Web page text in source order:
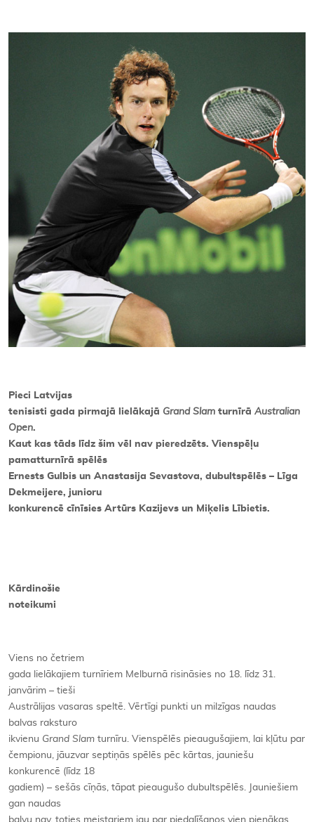
Pieci Latvijas
tenisisti gada pirmajā lielākajā Grand Slam turnīrā Australian
Open.
Kaut kas tāds līdz šim vēl nav pieredzēts. Vienspēļu
pamatturnīrā spēlēs
Ernests Gulbis un Anastasija Sevastova, dubultspēlēs – Līga
Dekmeijere, junioru
konkurencē cīnīsies Artūrs Kazijevs un Miķelis Lībietis.
Kārdinošie
noteikumi
Viens no četriem
gada lielākajiem turnīriem Melburnā risināsies no 18. līdz 31.
janvārim – tieši
Austrālijas vasaras speltē. Vērtīgi punkti un milzīgas naudas
balvas raksturo
ikvienu Grand Slam turnīru. Vienspēlēs pieaugušajiem, lai kļūtu par
čempionu, jāuzvar septiņās spēlēs pēc kārtas, jauniešu
konkurencē (līdz 18
gadiem) – sešās cīņās, tāpat pieaugušo dubultspēlēs. Jauniešiem
gan naudas